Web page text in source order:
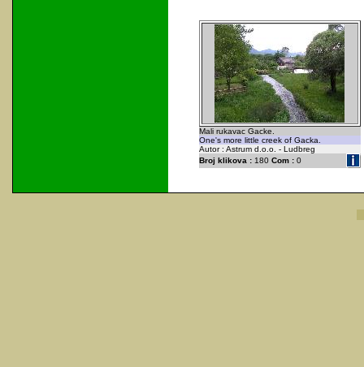
Mali rukavac Gacke.
One's more little creek of Gacka.
Autor : Astrum d.o.o. - Ludbreg
Broj klikova :180 Com :0